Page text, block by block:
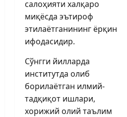
салоҳияти халқаро
миқёсда эътироф
этилаётганининг ёрқин
ифодасидир.
Сўнгги йилларда
институтда олиб
борилаётган илмий-
тадқиқот ишлари,
хорижий олий таълим